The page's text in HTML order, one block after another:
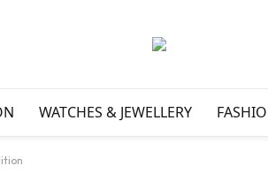
WATCHES & JEWELLERY